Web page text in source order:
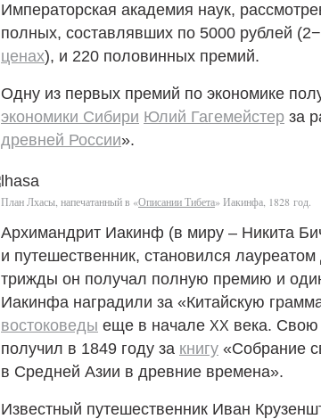
Императорская академия наук,
полных, составлявших по 5000 рублей
ценах), и 220 половинных премий.
Одну из первых премий по экономике
экономики Сибири Юлий Гагемейстер за
древней России».
План Лхасы, напечатанный в «Описании Тибета» Иакинфа, 1828 год.
Архимандрит Иакинф (в миру – Никита
и путешественник, становился
трижды он получал полную премию и
Иакинфа наградили за «Китайскую
востоковеды еще в начале XX века.
получил в 1849 году за книгу «Собрание
в Средней Азии в древние времена».
Известный путешественник Иван